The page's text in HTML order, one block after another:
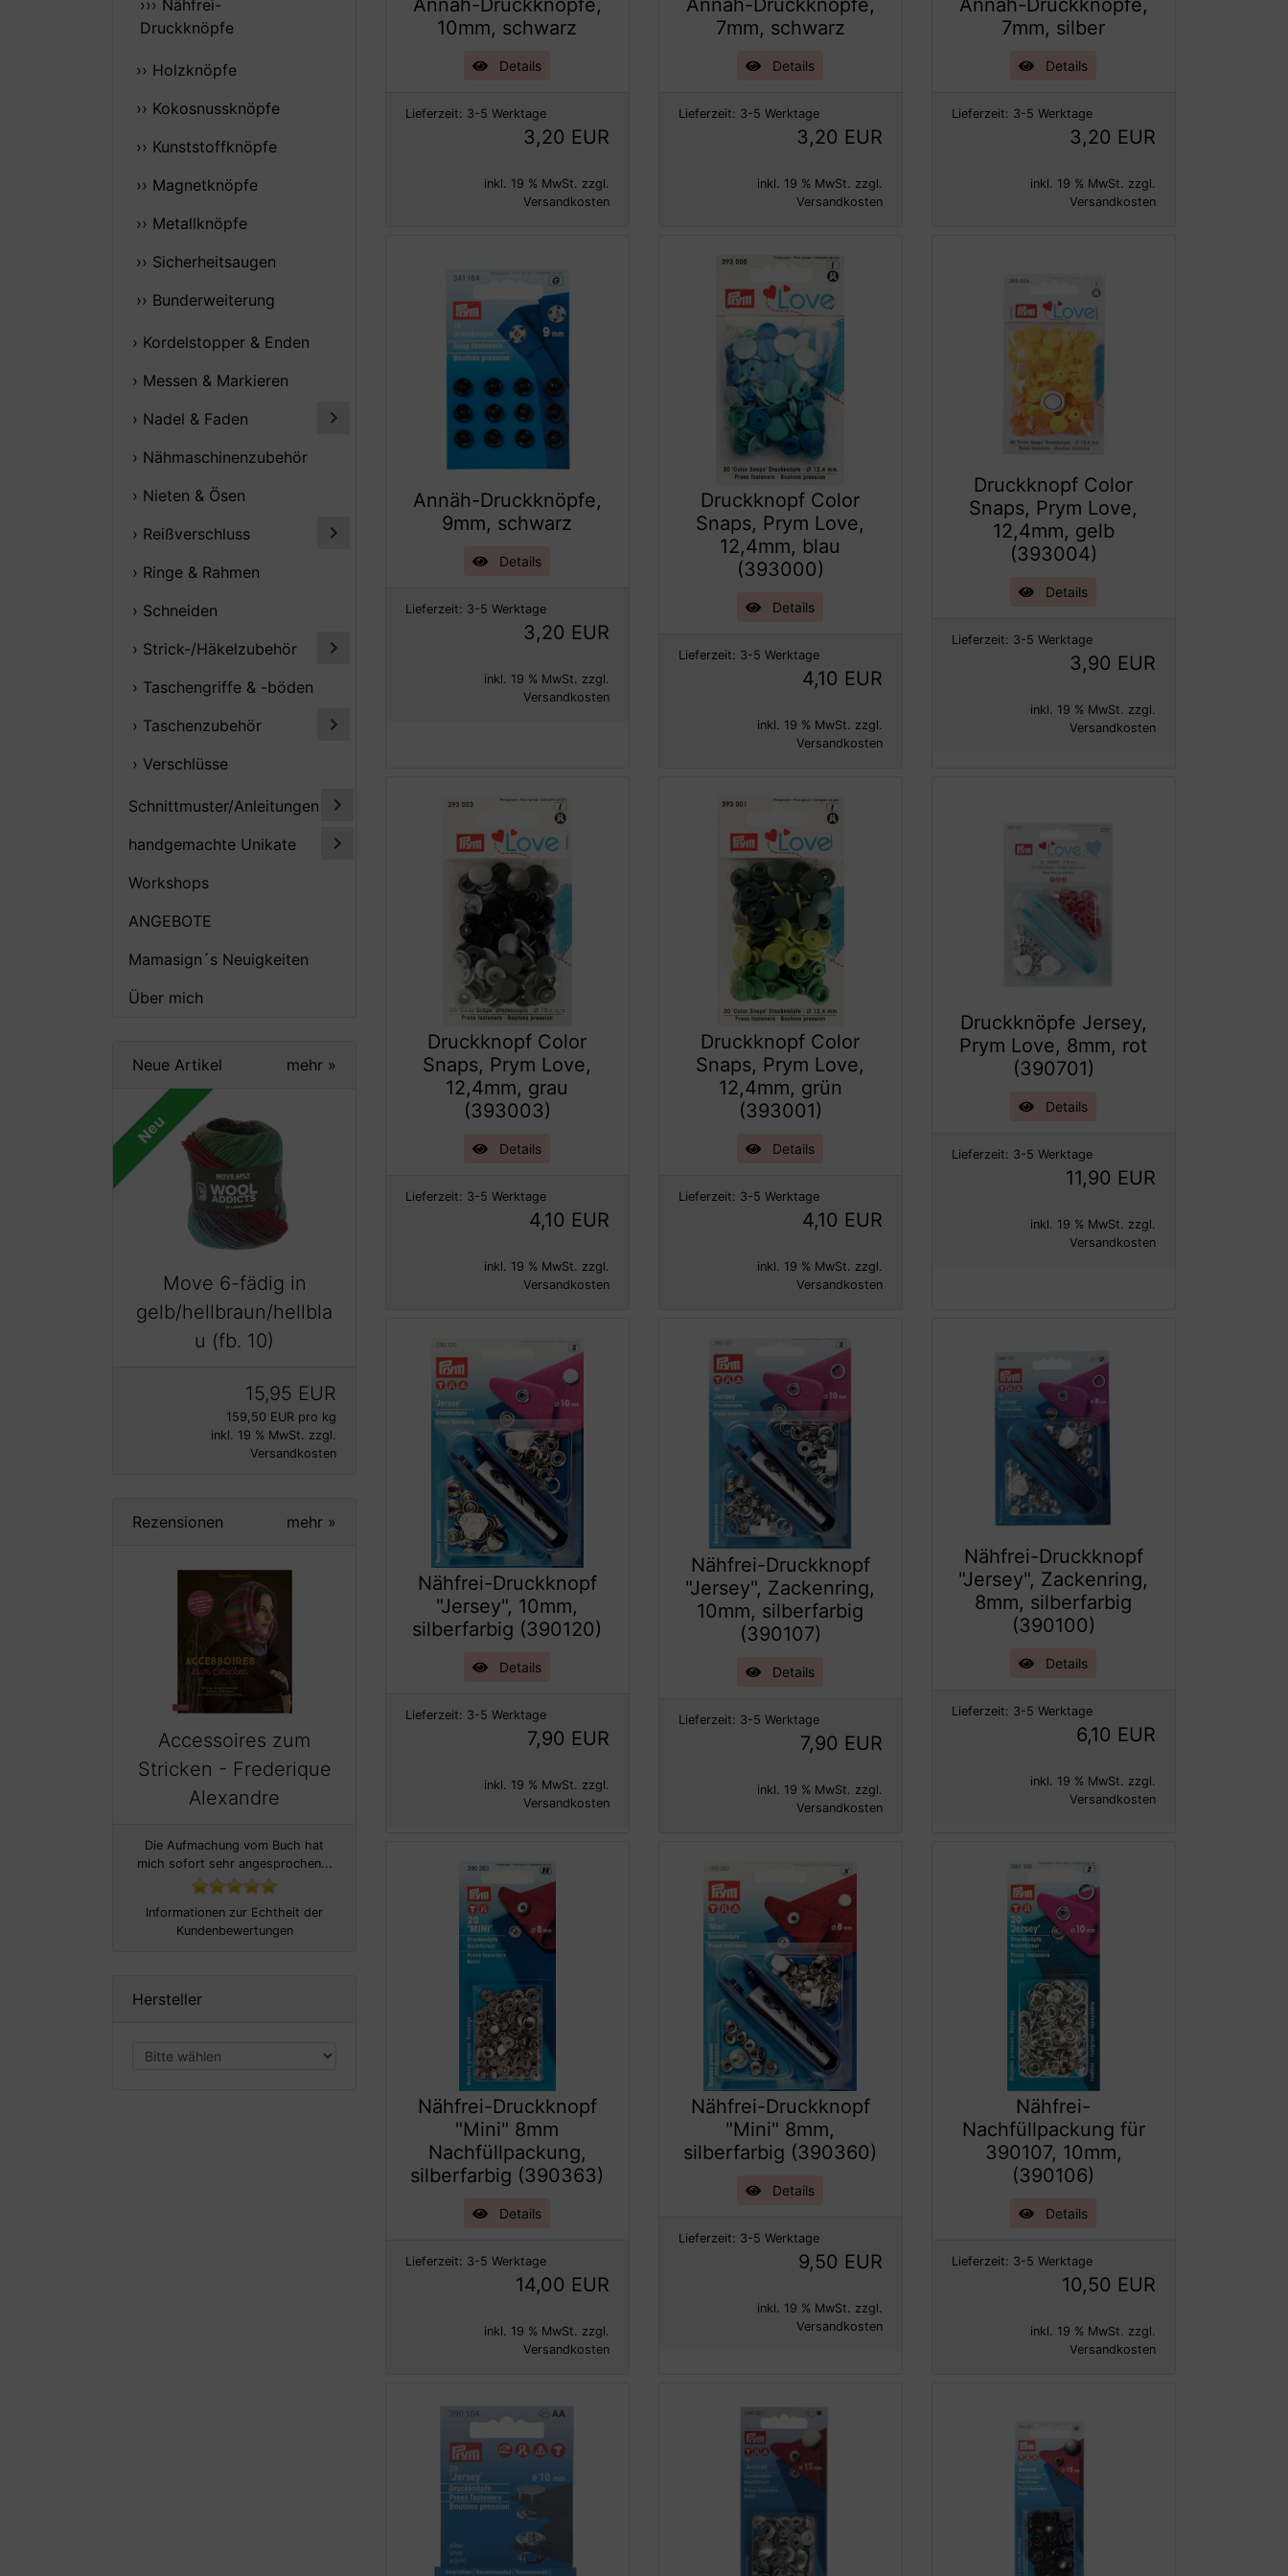
››› Nähfrei-
Druckknöpfe
›› Holzknöpfe
›› Kokosnussknöpfe
›› Kunststoffknöpfe
›› Magnetknöpfe
›› Metallknöpfe
›› Sicherheitsaugen
›› Bunderweiterung
› Kordelstopper & Enden
› Messen & Markieren
› Nadel & Faden
› Nähmaschinenzubehör
› Nieten & Ösen
› Reißverschluss
› Ringe & Rahmen
› Schneiden
› Strick-/Häkelzubehör
› Taschengriffe & -böden
› Taschenzubehör
› Verschlüsse
Schnittmuster/Anleitungen
handgemachte Unikate
Workshops
ANGEBOTE
Mamasign´s Neuigkeiten
Über mich
Neue Artikel mehr »
Neu
Move 6-fädig in
gelb/hellbraun/hellbla
u (fb. 10)
15,95 EUR
159,50 EUR pro kg
inkl. 19 % MwSt. zzgl.
Versandkosten
Rezensionen mehr »
Accessoires zum
Stricken - Frederique
Alexandre
Die Aufmachung vom Buch hat
mich sofort sehr angesprochen...
Informationen zur Echtheit der
Kundenbewertungen
Hersteller
Annäh-Druckknöpfe,
10mm, schwarz
Details
Lieferzeit: 3-5 Werktage
3,20 EUR
inkl. 19 % MwSt. zzgl.
Versandkosten
Annäh-Druckknöpfe,
7mm, schwarz
Details
Lieferzeit: 3-5 Werktage
3,20 EUR
inkl. 19 % MwSt. zzgl.
Versandkosten
Annäh-Druckknöpfe,
7mm, silber
Details
Lieferzeit: 3-5 Werktage
3,20 EUR
inkl. 19 % MwSt. zzgl.
Versandkosten
Annäh-Druckknöpfe,
9mm, schwarz
Details
Lieferzeit: 3-5 Werktage
3,20 EUR
inkl. 19 % MwSt. zzgl.
Versandkosten
Druckknopf Color
Snaps, Prym Love,
12,4mm, blau
(393000)
Details
Lieferzeit: 3-5 Werktage
4,10 EUR
inkl. 19 % MwSt. zzgl.
Versandkosten
Druckknopf Color
Snaps, Prym Love,
12,4mm, gelb
(393004)
Details
Lieferzeit: 3-5 Werktage
3,90 EUR
inkl. 19 % MwSt. zzgl.
Versandkosten
Druckknopf Color
Snaps, Prym Love,
12,4mm, grau
(393003)
Details
Lieferzeit: 3-5 Werktage
4,10 EUR
inkl. 19 % MwSt. zzgl.
Versandkosten
Druckknopf Color
Snaps, Prym Love,
12,4mm, grün
(393001)
Details
Lieferzeit: 3-5 Werktage
4,10 EUR
inkl. 19 % MwSt. zzgl.
Versandkosten
Druckknöpfe Jersey,
Prym Love, 8mm, rot
(390701)
Details
Lieferzeit: 3-5 Werktage
11,90 EUR
inkl. 19 % MwSt. zzgl.
Versandkosten
Nähfrei-Druckknopf
"Jersey", 10mm,
silberfarbig (390120)
Details
Lieferzeit: 3-5 Werktage
7,90 EUR
inkl. 19 % MwSt. zzgl.
Versandkosten
Nähfrei-Druckknopf
"Jersey", Zackenring,
10mm, silberfarbig
(390107)
Details
Lieferzeit: 3-5 Werktage
7,90 EUR
inkl. 19 % MwSt. zzgl.
Versandkosten
Nähfrei-Druckknopf
"Jersey", Zackenring,
8mm, silberfarbig
(390100)
Details
Lieferzeit: 3-5 Werktage
6,10 EUR
inkl. 19 % MwSt. zzgl.
Versandkosten
Nähfrei-Druckknopf
"Mini" 8mm
Nachfüllpackung,
silberfarbig (390363)
Details
Lieferzeit: 3-5 Werktage
14,00 EUR
inkl. 19 % MwSt. zzgl.
Versandkosten
Nähfrei-Druckknopf
"Mini" 8mm,
silberfarbig (390360)
Details
Lieferzeit: 3-5 Werktage
9,50 EUR
inkl. 19 % MwSt. zzgl.
Versandkosten
Nähfrei-
Nachfüllpackung für
390107, 10mm,
(390106)
Details
Lieferzeit: 3-5 Werktage
10,50 EUR
inkl. 19 % MwSt. zzgl.
Versandkosten